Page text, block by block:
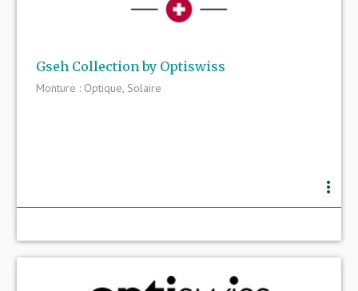
Gseh Collection by Optiswiss
Monture : Optique, Solaire
more_vert